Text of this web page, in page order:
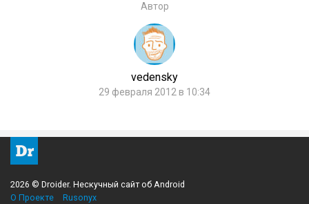
Автор
vedensky
29 февраля 2012 в 10:34
2026 © Droider. Нескучный сайт об Android
О Проекте
Rusonyx